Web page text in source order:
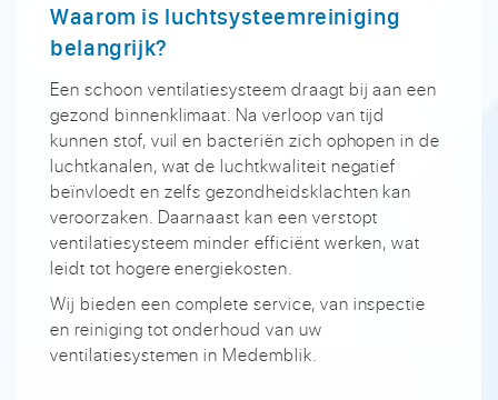
Waarom is luchtsysteemreiniging
belangrijk?
Een schoon ventilatiesysteem draagt bij aan een
gezond binnenklimaat. Na verloop van tijd
kunnen stof, vuil en bacteriën zich ophopen in de
luchtkanalen, wat de luchtkwaliteit negatief
beïnvloedt en zelfs gezondheidsklachten kan
veroorzaken. Daarnaast kan een verstopt
ventilatiesysteem minder efficiënt werken, wat
leidt tot hogere energiekosten.
Wij bieden een complete service, van inspectie
en reiniging tot onderhoud van uw
ventilatiesystemen in Medemblik.